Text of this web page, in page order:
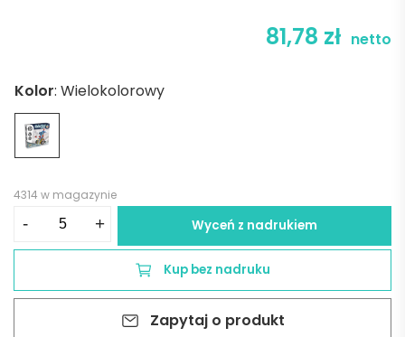
81,78 zł netto
Kolor: Wielokolorowy
4314 w magazynie
- + Wyceń z nadrukiem
Kup bez nadruku
Zapytaj o produkt